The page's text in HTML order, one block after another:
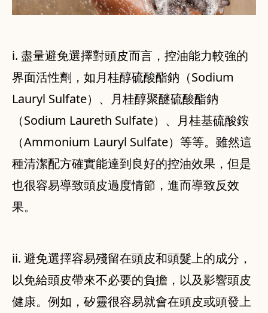
i. 盡量避免選擇對頭皮而言，控油能力較強的
界面活性劑，如月桂醇硫酸酯鈉（Sodium
Lauryl Sulfate）、月桂醇聚醚硫酸酯鈉
（Sodium Laureth Sulfate）、月桂基硫酸銨
（Ammonium Lauryl Sulfate）等等。雖然這
種清潔配方確實能達到良好的控油效果，但是
也很容易導致頭皮過度情節，進而導致反效
果。
ii. 避免選擇容易殘留在頭皮和頭髮上的成分，
以免給頭皮帶來不必要的負擔，以及影響頭皮
健康。例如，矽靈很容易就會在頭皮或頭發上